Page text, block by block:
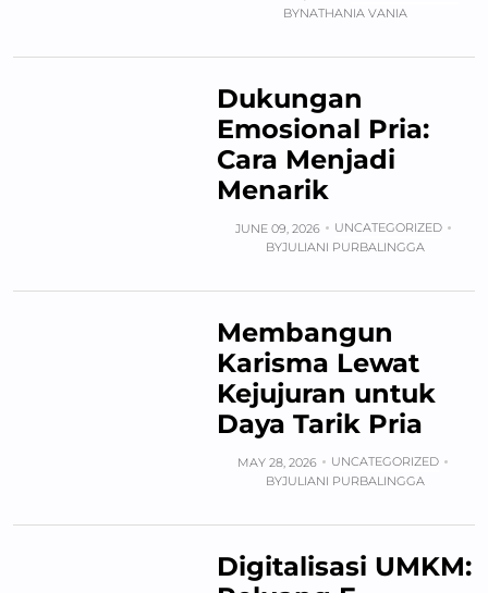
BYNATHANIA VANIA
Dukungan
Emosional Pria:
Cara Menjadi
Menarik
JUNE 09, 2026
UNCATEGORIZED
BYJULIANI PURBALINGGA
Membangun
Karisma Lewat
Kejujuran untuk
Daya Tarik Pria
MAY 28, 2026
UNCATEGORIZED
BYJULIANI PURBALINGGA
Digitalisasi UMKM: